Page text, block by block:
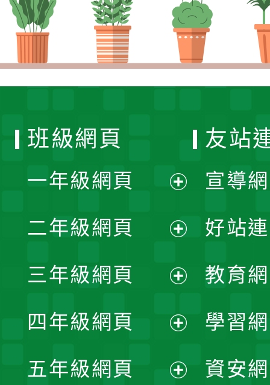
班級網頁
一年級網頁
開
選
單
二年級網頁
開
選
單
三年級網頁
開
選
四年級網頁
五年級網頁
友站
宣導
好站
教育
學習
資安